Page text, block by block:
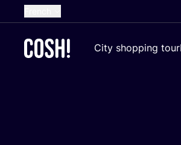
Dutch
City shopping tour